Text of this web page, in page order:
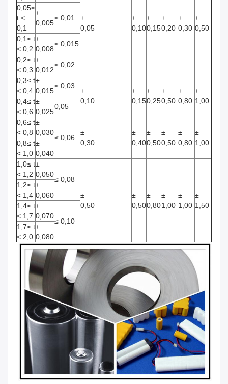
±
0,05
±
0,10
±
0,15
±
0,20
±
0,30
±
0,50
0,05≤
t <
0,1
±
0,005
≤ 0,01
0,1≤ t
< 0,2
±
0,008
≤ 0,015
0,2≤ t
< 0,3
±
0,012
≤ 0,02
0,3≤ t
< 0,4
±
0,015
≤ 0,03
±
0,10
±
0,15
±
0,25
±
0,50
±
0,80
±
1,00
0,4≤ t
< 0,6
±
0,025
0,05
0,6≤ t
< 0,8
±
0,030
≤ 0,06
±
0,30
±
0,40
±
0,50
±
0,50
±
0,80
±
1,00
0,8≤ t
< 1,0
±
0,040
1,0≤ t
< 1,2
±
0,050
≤ 0,08
±
0,50
±
0,50
±
0,80
±
1,00
±
1,00
±
1,50
1,2≤ t
< 1,4
±
0,060
1,4≤ t
< 1,7
±
0,070
≤ 0,10
1,7≤ t
< 2,0
±
0,080